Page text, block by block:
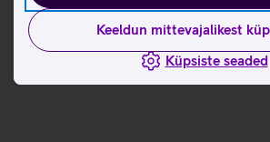
Keeldun mittevajalikest
Küpsiste seaded